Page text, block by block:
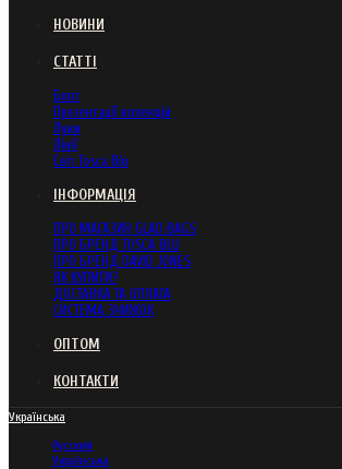
НОВИНИ
СТАТТІ
Блог
Презентації колекцій
Луки
Лінії
Світ Tosca Blu
ІНФОРМАЦІЯ
ПРО МАГАЗИН GLAD BAGS
ПРО БРЕНД TOSCA BLU
ПРО БРЕНД DAVID JONES
ЯК КУПИТИ?
ДОСТАВКА ТА ОПЛАТА
СИСТЕМА ЗНИЖОК
ОПТОМ
КОНТАКТИ
Українська
Русский
Українська